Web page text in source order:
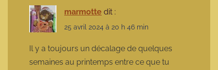
marmotte dit :
25 avril 2024 à 20 h 46 min
Il y a toujours un décalage de quelques
semaines au printemps entre ce que tu